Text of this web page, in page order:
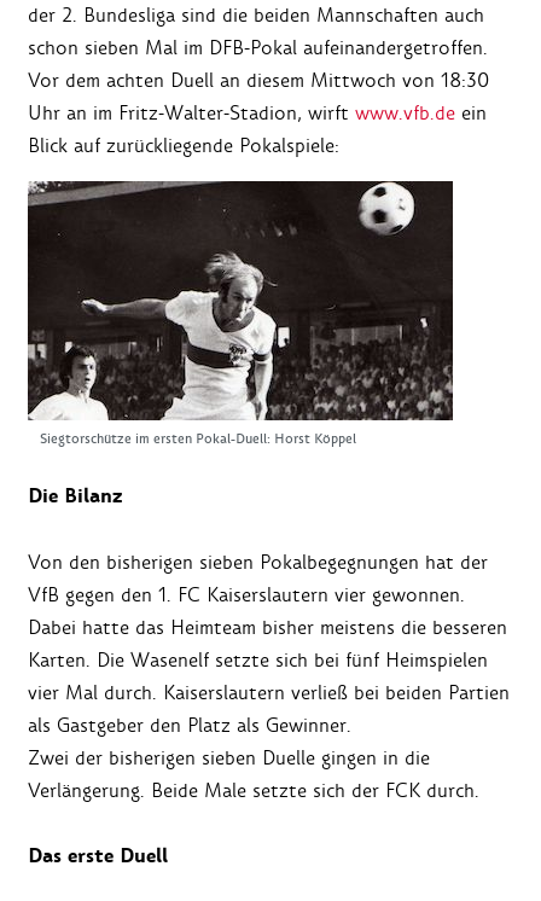
der 2. Bundesliga sind die beiden Mannschaften auch
schon sieben Mal im DFB-Pokal aufeinandergetroffen.
Vor dem achten Duell an diesem Mittwoch von 18:30
Uhr an im Fritz-Walter-Stadion, wirft www.vfb.de ein
Blick auf zurückliegende Pokalspiele:
Siegtorschütze im ersten Pokal-Duell: Horst Köppel
Die Bilanz
Von den bisherigen sieben Pokalbegegnungen hat der
VfB gegen den 1. FC Kaiserslautern vier gewonnen.
Dabei hatte das Heimteam bisher meistens die besseren
Karten. Die Wasenelf setzte sich bei fünf Heimspielen
vier Mal durch. Kaiserslautern verließ bei beiden Partien
als Gastgeber den Platz als Gewinner.
Zwei der bisherigen sieben Duelle gingen in die
Verlängerung. Beide Male setzte sich der FCK durch.
Das erste Duell